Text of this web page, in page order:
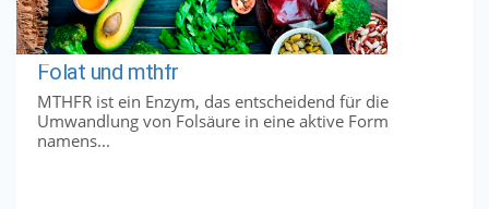
Folat und mthfr
MTHFR ist ein Enzym, das entscheidend für die
Umwandlung von Folsäure in eine aktive Form
namens...